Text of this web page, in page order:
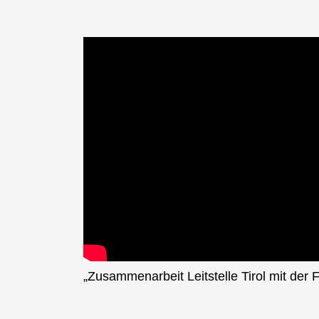
„Zusammenarbeit Leitstelle Tirol mit der